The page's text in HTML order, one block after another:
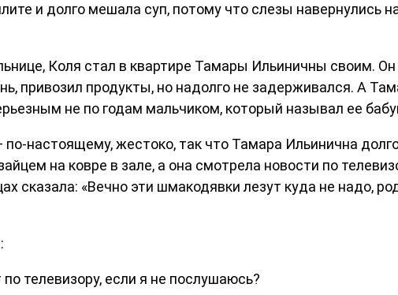
и долго мешала суп, потому что слезы навернулись
Коля стал в квартире Тамары Ильиничны своим. Он
привозил продукты, но надолго не задерживался. А
не по годам мальчиком, который называл ее
настоящему, жестоко, так что Тамара Ильинична
на ковре в зале, а она смотрела новости по
сказала: «Вечно эти шмакодявки лезут куда не надо,
телевизору, если я не послушаюсь?